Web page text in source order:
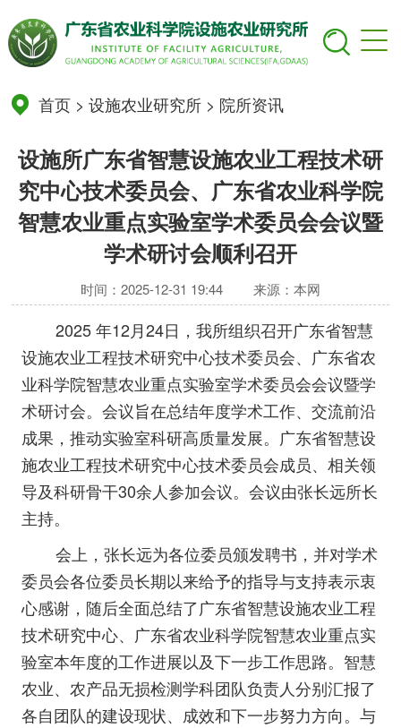
首页 >设施农业研究所 > 院所资讯
设施所广东省智慧设施农业工程技术研
究中心技术委员会、广东省农业科学院
智慧农业重点实验室学术委员会会议暨
学术研讨会顺利召开
时间：2025-12-31 19:44 来源：本网
2025 年12月24日，我所组织召开广东省智慧
设施农业工程技术研究中心技术委员会、广东省农
业科学院智慧农业重点实验室学术委员会会议暨学
术研讨会。会议旨在总结年度学术工作、交流前沿
成果，推动实验室科研高质量发展。广东省智慧设
施农业工程技术研究中心技术委员会成员、相关领
导及科研骨干30余人参加会议。会议由张长远所长
主持。
会上，张长远为各位委员颁发聘书，并对学术
委员会各位委员长期以来给予的指导与支持表示衷
心感谢，随后全面总结了广东省智慧设施农业工程
技术研究中心、广东省农业科学院智慧农业重点实
验室本年度的工作进展以及下一步工作思路。智慧
农业、农产品无损检测学科团队负责人分别汇报了
各自团队的建设现状、成效和下一步努力方向。与